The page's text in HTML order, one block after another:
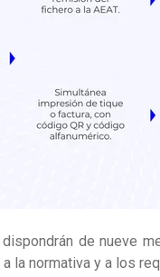
de nueve
la normativa y a los